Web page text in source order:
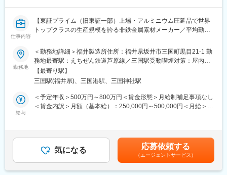
◆ポジション魅力：
う、高い品質水準をクリアした製品のみを世の中に送り出してい
ます。本ポジションは、その品質管理の仕組みづくりを担う仕事
消費者の方も含めた社会貢献に繋がります。
・社内に対しても最適管理の仕組み（できる限り楽で間違いが発
生しにくい）を作ることで、従業員に対しても強く貢献ができる
・製品の品質管理の仕組みづくりを通じ、お客様も従業員も笑顔
福井製造所における品質保証業務の基幹要員として、幅広く業務
をご経験いただく予定です。将来的には、様々な専門規格を理
解、運用することで、規格認証係のスペシャリストになると共
に、幅広い分野、部門にも通用できる知識を得ることで、様々な
仕事内容
【東証プライム（旧東証一部）上場・アルミニウム圧延品で世界
トップクラスの生産規模を誇る非鉄金属素材メーカー／平均勤続
有と長期で働きやすい環境】
◆採用背景：
・組織体制の強化に伴う増強募集になります。
◆職務内容：
アルミニウム製造工場における設備(電気)エンジニア 職です。主
な仕事は
・各種設備の工事・試運転・立上げ業務
・各種設備のメンテナンス課題の改善企画・実施
・各種設備の設備改善の企画・実施
勤務地
＜勤務地詳細＞福井製造所住所：福井県坂井市三国町黒目21-1 勤
務地最寄駅：えちぜん鉄道芦原線／三国駅受動喫煙対策：屋内喫
煙可能場所あり変更の範囲：会社の定める事業所
【最寄り駅】
三国駅(福井県)、三国港駅、三国神社駅
給与
＜予定年収＞500万円～800万円＜賃金形態＞月給制補足事項なし
＜賃金内訳＞月額（基本給）：250,000円～500,000円＜月給＞
での採用となる可能性もございます。（選考過程で決定いたしま
す）■昇給年1回(4月)、賞与年2回(6月･12月)賃金はあくまでも目
安の金額であり、選考を通じて上下する可能性があります。月給
(月額)は固定手当を含めた表記です。
気になる 応募依頼する
（エージェントサービス）